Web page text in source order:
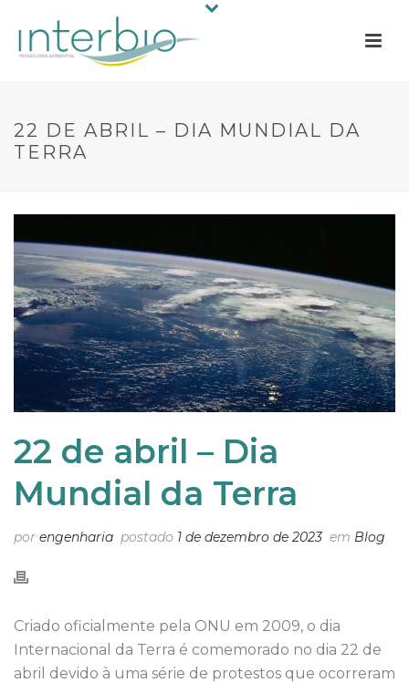
22 DE ABRIL – DIA MUNDIAL DA
TERRA
22 de abril – Dia
Mundial da Terra
por engenharia postado 1 de dezembro de 2023 em Blog
Criado oficialmente pela ONU em 2009, o dia
Internacional da Terra é comemorado no dia 22 de
abril devido à uma série de protestos que ocorreram